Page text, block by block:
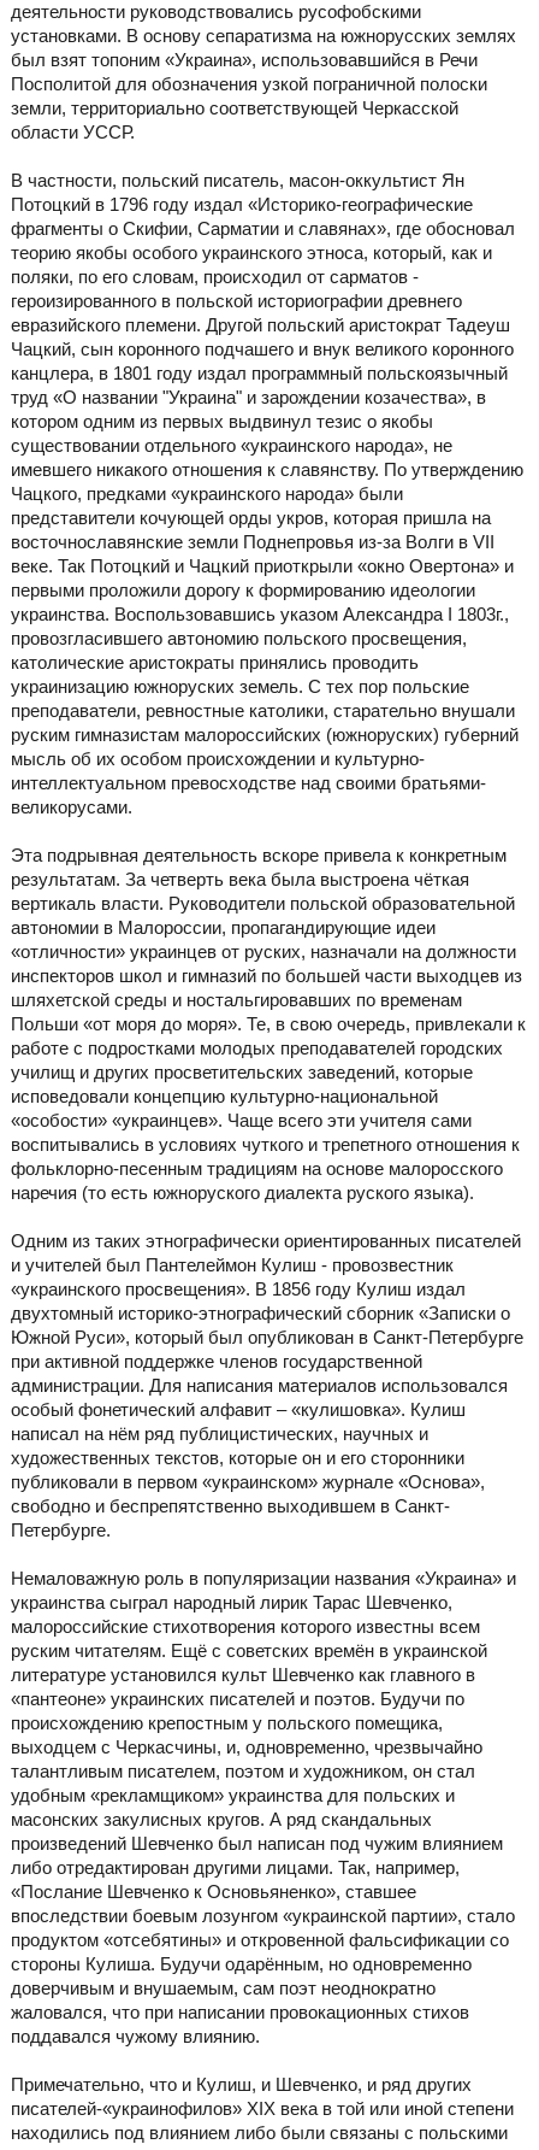
деятельности руководствовались русофобскими
установками. В основу сепаратизма на южнорусских землях
был взят топоним «Украина», использовавшийся в Речи
Посполитой для обозначения узкой пограничной полоски
земли, территориально соответствующей Черкасской
области УССР.
В частности, польский писатель, масон-оккультист Ян
Потоцкий в 1796 году издал «Историко-географические
фрагменты о Скифии, Сарматии и славянах», где обосновал
теорию якобы особого украинского этноса, который, как и
поляки, по его словам, происходил от сарматов -
героизированного в польской историографии древнего
евразийского племени. Другой польский аристократ Тадеуш
Чацкий, сын коронного подчашего и внук великого коронного
канцлера, в 1801 году издал программный польскоязычный
труд «О названии "Украина" и зарождении козачества», в
котором одним из первых выдвинул тезис о якобы
существовании отдельного «украинского народа», не
имевшего никакого отношения к славянству. По утверждению
Чацкого, предками «украинского народа» были
представители кочующей орды укров, которая пришла на
восточнославянские земли Поднепровья из-за Волги в VII
веке. Так Потоцкий и Чацкий приоткрыли «окно Овертона» и
первыми проложили дорогу к формированию идеологии
украинства. Воспользовавшись указом Александра I 1803г.,
провозгласившего автономию польского просвещения,
католические аристократы принялись проводить
украинизацию южноруских земель. С тех пор польские
преподаватели, ревностные католики, старательно внушали
руским гимназистам малороссийских (южноруских) губерний
мысль об их особом происхождении и культурно-
интеллектуальном превосходстве над своими братьями-
великорусами.
Эта подрывная деятельность вскоре привела к конкретным
результатам. За четверть века была выстроена чёткая
вертикаль власти. Руководители польской образовательной
автономии в Малороссии, пропагандирующие идеи
«отличности» украинцев от руских, назначали на должности
инспекторов школ и гимназий по большей части выходцев из
шляхетской среды и ностальгировавших по временам
Польши «от моря до моря». Те, в свою очередь, привлекали к
работе с подростками молодых преподавателей городских
училищ и других просветительских заведений, которые
исповедовали концепцию культурно-национальной
«особости» «украинцев». Чаще всего эти учителя сами
воспитывались в условиях чуткого и трепетного отношения к
фольклорно-песенным традициям на основе малоросского
наречия (то есть южноруского диалекта руского языка).
Одним из таких этнографически ориентированных писателей
и учителей был Пантелеймон Кулиш - провозвестник
«украинского просвещения». В 1856 году Кулиш издал
двухтомный историко-этнографический сборник «Записки о
Южной Руси», который был опубликован в Санкт-Петербурге
при активной поддержке членов государственной
администрации. Для написания материалов использовался
особый фонетический алфавит – «кулишовка». Кулиш
написал на нём ряд публицистических, научных и
художественных текстов, которые он и его сторонники
публиковали в первом «украинском» журнале «Основа»,
свободно и беспрепятственно выходившем в Санкт-
Петербурге.
Немаловажную роль в популяризации названия «Украина» и
украинства сыграл народный лирик Тарас Шевченко,
малороссийские стихотворения которого известны всем
руским читателям. Ещё с советских времён в украинской
литературе установился культ Шевченко как главного в
«пантеоне» украинских писателей и поэтов. Будучи по
происхождению крепостным у польского помещика,
выходцем с Черкасчины, и, одновременно, чрезвычайно
талантливым писателем, поэтом и художником, он стал
удобным «рекламщиком» украинства для польских и
масонских закулисных кругов. А ряд скандальных
произведений Шевченко был написан под чужим влиянием
либо отредактирован другими лицами. Так, например,
«Послание Шевченко к Основьяненко», ставшее
впоследствии боевым лозунгом «украинской партии», стало
продуктом «отсебятины» и откровенной фальсификации со
стороны Кулиша. Будучи одарённым, но одновременно
доверчивым и внушаемым, сам поэт неоднократно
жаловался, что при написании провокационных стихов
поддавался чужому влиянию.
Примечательно, что и Кулиш, и Шевченко, и ряд других
писателей-«украинофилов» ХІХ века в той или иной степени
находились под влиянием либо были связаны с польскими